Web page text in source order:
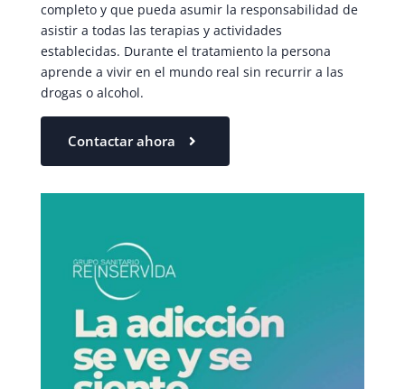
completo y que pueda asumir la responsabilidad de
asistir a todas las terapias y actividades
establecidas. Durante el tratamiento la persona
aprende a vivir en el mundo real sin recurrir a las
drogas o alcohol.
Contactar ahora